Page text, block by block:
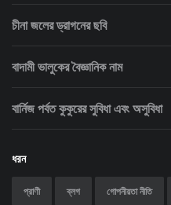
চীনা জলের ড্রাগনের ছবি
বাদামী ভালুকের বৈজ্ঞানিক নাম
বার্নিজ পর্বত কুকুরের সুবিধা এবং অসুবিধা
ধরন
প্রাণী ব্লগ গোপনীয়তা নীতি